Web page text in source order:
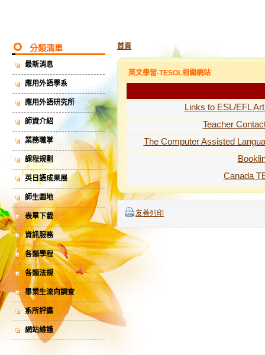
分類清單
最新消息
應用外語學系
應用外語研究所
師資介紹
業務職掌
課程規劃
英日語成果展
師生園地
表單下載
資訊服務
各類學程
各類法規
畢業生流向調查
系所評鑑
網站維護
首頁
英文學習-TESOL相關網站
Links to ESL/EFL
Teacher
The Computer Assisted
Canada
友善列印